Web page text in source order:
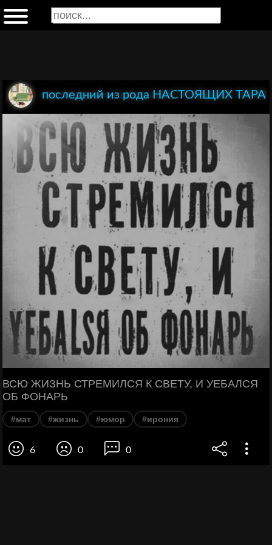
последний из рода НАСТОЯЩИХ
ВСЮ ЖИЗНЬ СТРЕМИЛСЯ К СВЕТУ, И УЕБАЛСЯ
ОБ ФОНАРЬ
#мат #жизнь #юмор #ирония
6 0 0